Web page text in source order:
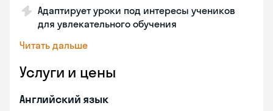
Адаптирует уроки под интересы учеников
для увлекательного обучения
Читать дальше
Услуги и цены
Английский язык